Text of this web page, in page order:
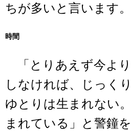
ちが多いと言います。
時間
「とりあえず今より
しなければ、じっく
ゆとりは生まれない
まれている」と警鐘